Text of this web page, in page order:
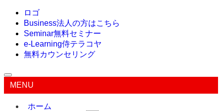
ロゴ
Business法人の方はこちら
Seminar無料セミナー
e-Learning侍テラコヤ
無料カウンセリング
MENU
ホーム